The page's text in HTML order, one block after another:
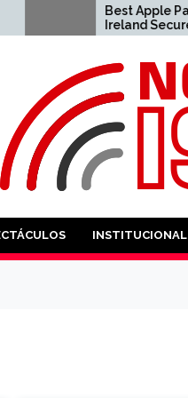
Apple Pay Casinos
Ireland Secure Payments in
2023-04-23 apple pay
INSTITUCIONAL